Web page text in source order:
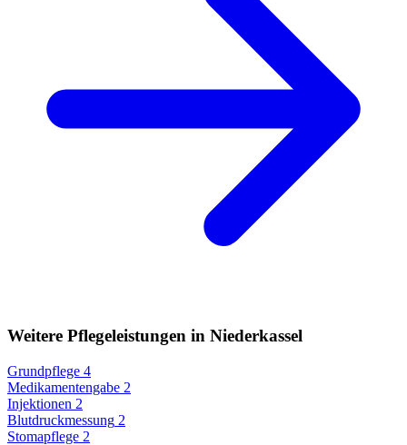
Weitere Pflegeleistungen in Niederkassel
Grundpflege 4
Medikamentengabe 2
Injektionen 2
Blutdruckmessung 2
Stomapflege 2